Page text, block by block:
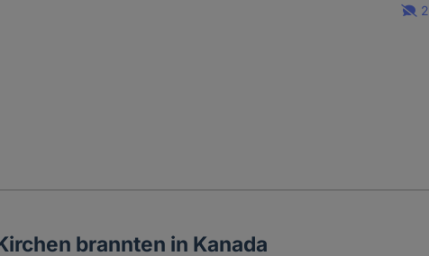
2
brannten in Kanada